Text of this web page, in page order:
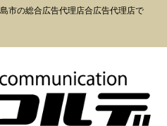
市の総合広告代理店合広告代理店で